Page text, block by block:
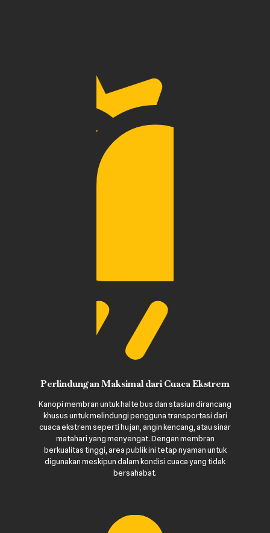
Perlindungan Maksimal dari Cuaca Ekstrem
Kanopi membran untuk halte bus dan stasiun dirancang
khusus untuk melindungi pengguna transportasi dari
cuaca ekstrem seperti hujan, angin kencang, atau sinar
matahari yang menyengat. Dengan membran
berkualitas tinggi, area publik ini tetap nyaman untuk
digunakan meskipun dalam kondisi cuaca yang tidak
bersahabat.